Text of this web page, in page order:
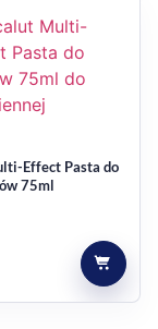
i wybielanie
ten wariant
wybór do
Effect Pasta do
75ml